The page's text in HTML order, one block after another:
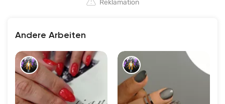
Reklamation
Andere Arbeiten